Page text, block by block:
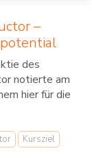
–
des
notierte am
hier für die
Kursziel